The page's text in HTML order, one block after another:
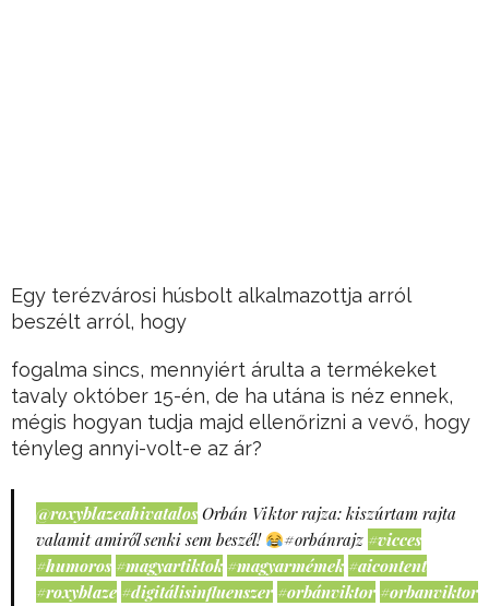
Egy terézvárosi húsbolt alkalmazottja arról
beszélt arról, hogy
fogalma sincs, mennyiért árulta a termékeket
tavaly október 15-én, de ha utána is néz ennek,
mégis hogyan tudja majd ellenőrizni a vevő, hogy
tényleg annyi-volt-e az ár?
@roxyblazeahivatalos Orbán Viktor rajza: kiszúrtam rajta
valamit amiről senki sem beszél!
#orbánrajz #vicces
#humoros #magyartiktok #magyarmémek #aicontent
#roxyblaze #digitálisinfluenszer #orbánviktor #orbanviktor